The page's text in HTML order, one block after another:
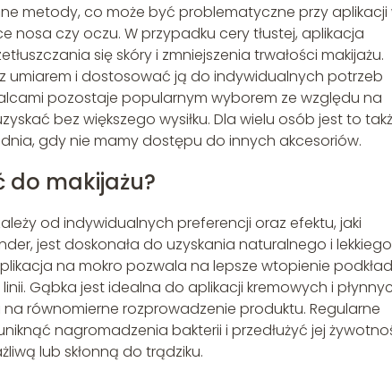
metody, co może być problematyczne przy aplikacji
czy oczu. W przypadku cery tłustej, aplikacja
się skóry i zmniejszenia trwałości makijażu.
umiarem i dostosować ją do indywidualnych potrzeb
pozostaje popularnym wyborem ze względu na
bez większego wysiłku. Dla wielu osób jest to
gdy nie mamy dostępu do innych akcesoriów.
do makijażu?
od indywidualnych preferencji oraz efektu, jaki
jest doskonała do uzyskania naturalnego i lekkiego
na mokro pozwala na lepsze wtopienie
Gąbka jest idealna do aplikacji kremowych i
równomierne rozprowadzenie produktu. Regularne
nagromadzenia bakterii i przedłużyć jej
lub skłonną do trądziku.